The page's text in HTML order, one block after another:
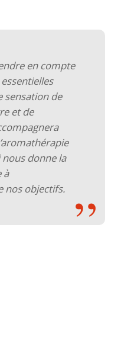
en compte
sensation de
et de
donne la
à
nos objectifs.